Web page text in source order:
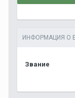
ИНФОРМАЦИЯ О
Звание